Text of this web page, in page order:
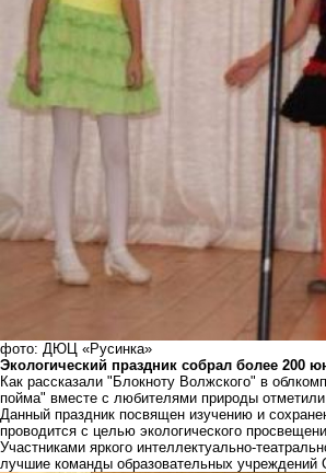
фото: ДЮЦ «Русинка»
Экологический праздник собрал более 200
Как рассказали "Блокноту Волжского" в
пойма" вместе с любителями природы
Данный праздник посвящен изучению и
проводится с целью экологического
Участниками яркого интеллектуально-
лучшие команды образовательных учреждений